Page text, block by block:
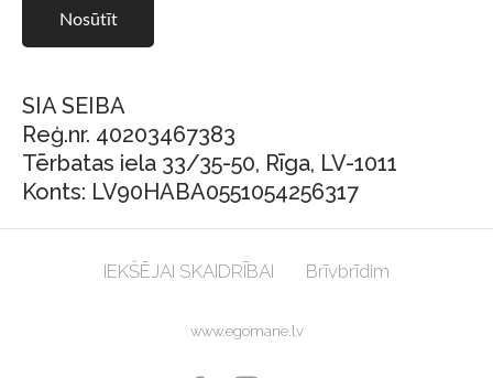
SIA SEIBA
Reģ.nr. 40203467383
Tērbatas iela 33/35-50, Rīga, LV-1011
Konts: LV90HABA0551054256317
IEKŠĒJAI SKAIDRĪBAI Brīvbrīdim
www.egomane.lv